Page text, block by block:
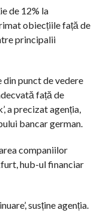
de 12% la
obiecțiile față de
principalii
din punct de vedere
față de
a precizat agenția,
bancar german.
companiilor
hub-ul financiar
susține agenția.